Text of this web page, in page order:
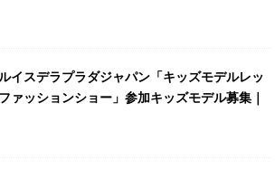
イスデラプラダジャパン「キッズモデルレッ
ァッションショー」参加キッズモデル募集｜